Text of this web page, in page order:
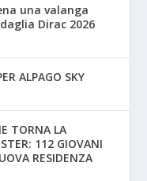
una valanga
Dirac 2026
ALPAGO SKY
TORNA LA
112 GIOVANI
RESIDENZA